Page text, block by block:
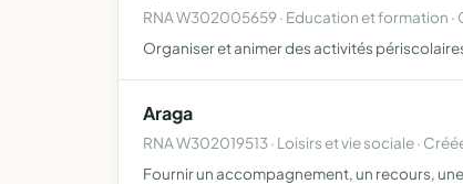
RNA W302005659 · Education et formation ·
Organiser et animer des activités
Araga
RNA W302019513 · Loisirs et vie sociale ·
Fournir un accompagnement, un recours,